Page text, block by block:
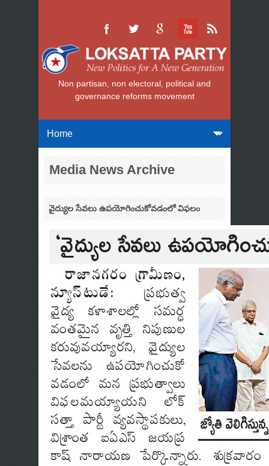
Non partisan, non electoral, political and
governance reforms movement
Media News Archive
వైద్యుల సేవలు ఉపయోగించుకోవడంలో విఫలం